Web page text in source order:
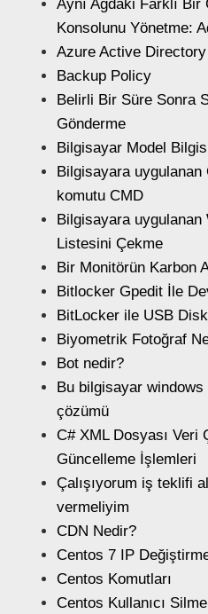
Aynı Ağdaki Farklı
Konsolunu Yönetme:
Azure Active Directory
Backup Policy
Belirli Bir Süre Sonra
Gönderme
Bilgisayar Model
Bilgisayara
komutu CMD
Bilgisayara
Listesini Çekme
Bir Monitörün Karbon
Bitlocker Gpedit İle
BitLocker ile USB
Biyometrik Fotoğraf
Bot nedir?
Bu bilgisayar windows
çözümü
C# XML Dosyası Veri
Güncelleme İşlemleri
Çalışıyorum iş teklifi
vermeliyim
CDN Nedir?
Centos 7 IP
Centos Komutları
Centos Kullanıcı